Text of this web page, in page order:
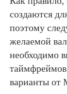
создаются
поэтому
желаемой
необходимо
варианты от